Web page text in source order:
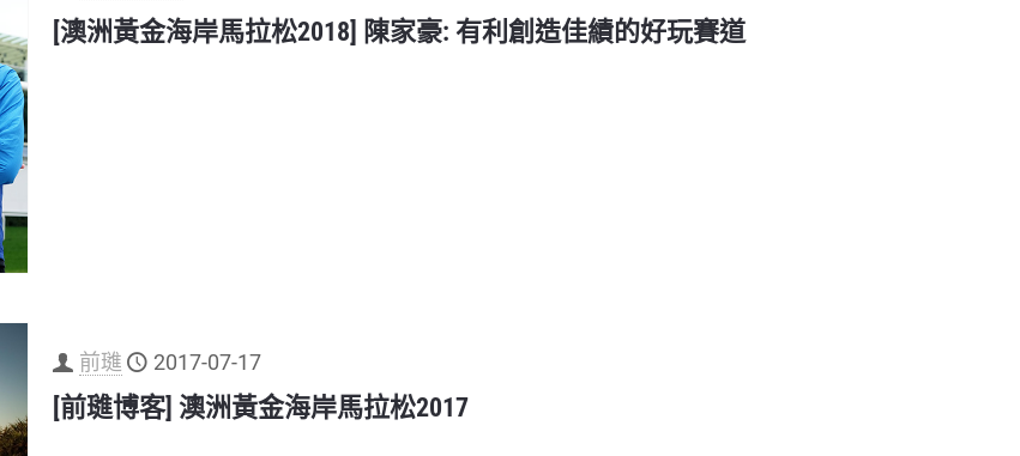
[澳洲黃金海岸馬拉松2018] 陳家豪: 有利創造佳績的好玩賽道
前璡 2017-07-17
[前璡博客] 澳洲黃金海岸馬拉松2017